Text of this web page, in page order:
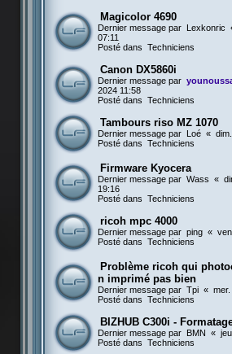
Magicolor 4690
Dernier message par Lexkonric
07:11
Posté dans Techniciens
Canon DX5860i
Dernier message par
2024 11:58
Posté dans Techniciens
Tambours riso MZ 1070
Dernier message par Loé «
Posté dans Techniciens
Firmware Kyocera
Dernier message par Wass «
19:16
Posté dans Techniciens
ricoh mpc 4000
Dernier message par ping «
Posté dans Techniciens
Problème ricoh qui
n imprimé pas bien
Dernier message par Tpi «
Posté dans Techniciens
BIZHUB C300i -
Dernier message par BMN «
Posté dans Techniciens